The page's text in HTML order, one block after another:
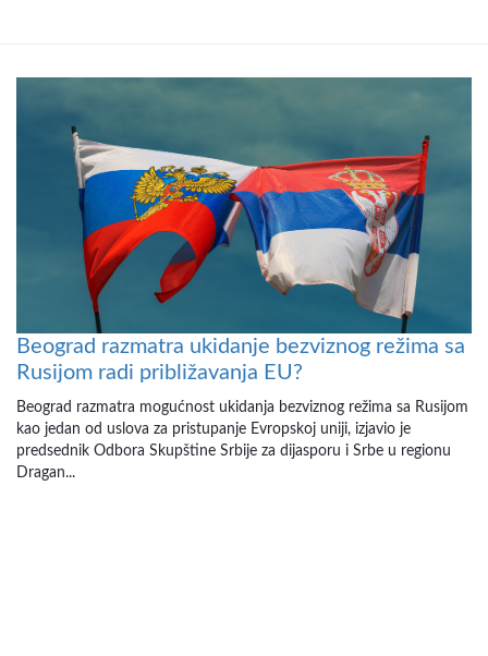
Beograd razmatra ukidanje bezviznog režima sa
Rusijom radi približavanja EU?
Beograd razmatra mogućnost ukidanja bezviznog režima sa Rusijom
kao jedan od uslova za pristupanje Evropskoj uniji, izjavio je
predsednik Odbora Skupštine Srbije za dijasporu i Srbe u regionu
Dragan...